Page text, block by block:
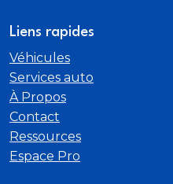
Liens rapides
Véhicules
Services auto
À Propos
Contact
Ressources
Espace Pro